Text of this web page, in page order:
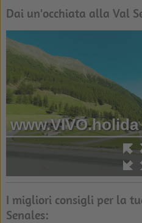
Dai un'occhiata alla Val
I migliori consigli per la
Senales: